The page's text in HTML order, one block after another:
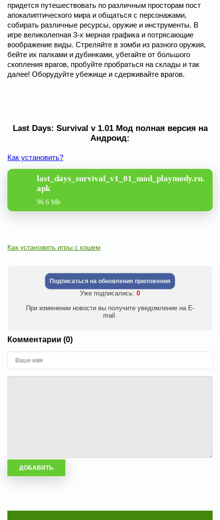
придется путешествовать по различным просторам пост
апокалиптического мира и общаться с персонажами,
собирать различные ресурсы, оружие и инструменты. В
игре великолепная 3-х мерная графика и потрясающие
воображение виды. Стреляйте в зомби из разного оружия,
бейте их палками и дубинками, убегайте от большого
скопления врагов, пробуйте пробраться на склады и так
далее! Оборудуйте убежище и сдерживайте врагов.
Last Days: Survival v 1.01 Мод полная версия на
Андроид:
Как установить?
last_days_survival_v1_01_mod_playmody.ru.
apk
96.6 Mb
Как установить игры с кэшем
Подписаться на обновления приложения
Уже подписались: 0
При изменении новости вы получите уведомление на E-
mail.
Комментарии (0)